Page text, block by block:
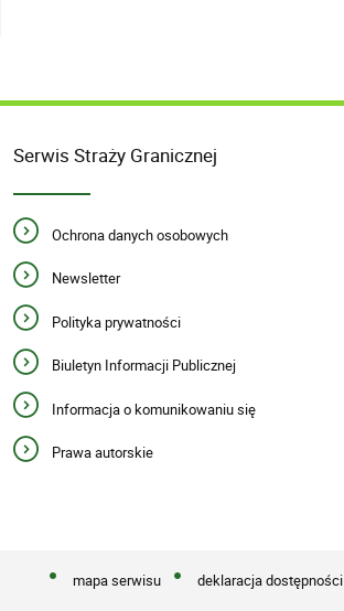
Serwis Straży Granicznej
Ochrona danych osobowych
Newsletter
Polityka prywatności
Biuletyn Informacji Publicznej
Informacja o komunikowaniu się
Prawa autorskie
mapa serwisu deklaracja dostępności